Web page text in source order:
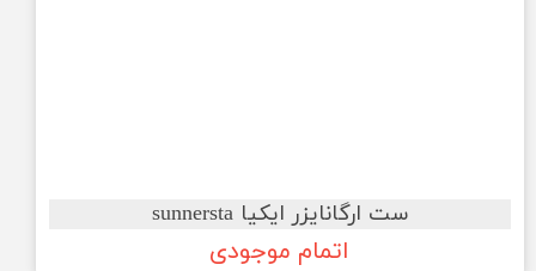
ست ارگانایزر ایکیا sunnersta
اتمام موجودی